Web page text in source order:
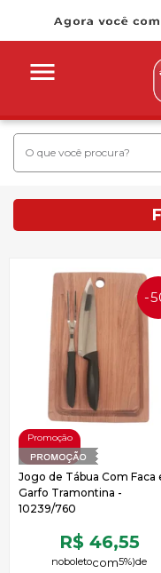
Jogo de Tábua Com Faca
Garfo Tramontina -
10239/760
R$ 46,55
de
5%)
noboleto